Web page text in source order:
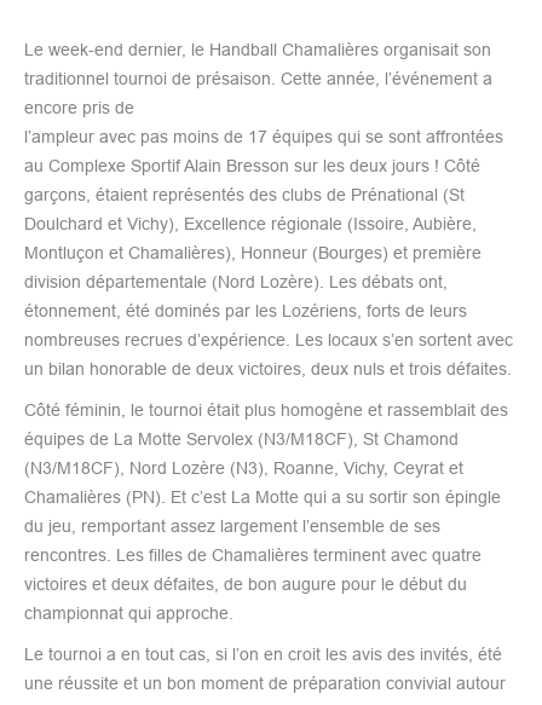
Le week-end dernier, le Handball Chamalières organisait son
traditionnel tournoi de présaison. Cette année, l’événement a
encore pris de
l’ampleur avec pas moins de 17 équipes qui se sont affrontées
au Complexe Sportif Alain Bresson sur les deux jours ! Côté
garçons, étaient représentés des clubs de Prénational (St
Doulchard et Vichy), Excellence régionale (Issoire, Aubière,
Montluçon et Chamalières), Honneur (Bourges) et première
division départementale (Nord Lozère). Les débats ont,
étonnement, été dominés par les Lozériens, forts de leurs
nombreuses recrues d’expérience. Les locaux s’en sortent avec
un bilan honorable de deux victoires, deux nuls et trois défaites.
Côté féminin, le tournoi était plus homogène et rassemblait des
équipes de La Motte Servolex (N3/M18CF), St Chamond
(N3/M18CF), Nord Lozère (N3), Roanne, Vichy, Ceyrat et
Chamalières (PN). Et c’est La Motte qui a su sortir son épingle
du jeu, remportant assez largement l’ensemble de ses
rencontres. Les filles de Chamalières terminent avec quatre
victoires et deux défaites, de bon augure pour le début du
championnat qui approche.
Le tournoi a en tout cas, si l’on en croit les avis des invités, été
une réussite et un bon moment de préparation convivial autour